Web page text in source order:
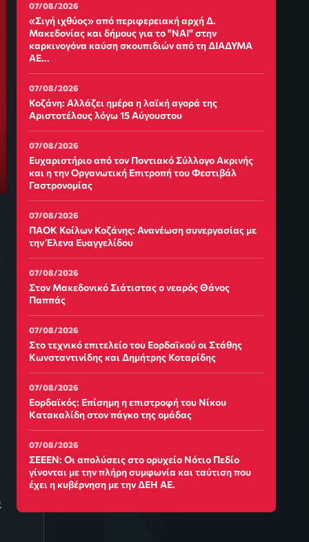
07/08/2026
«Σιγή ιχθύος» από περιφερειακή αρχή Δ.
Μακεδονίας και δήμους για το "ΝΑΙ" στην
καρκινογόνα καύση σκουπιδιών από τη ΔΙΑΔΥΜΑ
ΑΕ...
07/08/2026
Κοζάνη: Αλλάζει ημέρα η λαϊκή αγορά της
Αριστοτέλους λόγω 15 Αύγουστου
07/08/2026
Ευχαριστήριο από τον Ποντιακό Σύλλογο Ακρινής
και η την Οργανωτική Επιτροπή του Φεστιβάλ
Γαστρονομίας
07/08/2026
ΠΑΟΚ Κοίλων Κοζάνης: Ανανέωση συνεργασίας με
την Έλενα Ευαγγελίδου
07/08/2026
Στον Μακεδονικό Σιάτιστας ο νεαρός Θάνος
Παππάς
07/08/2026
Στο τεχνικό επιτελείο του Εορδαϊκού οι Στάθης
Κωνσταντινίδης και Δημήτρης Κοταρίδης
07/08/2026
Εορδαϊκός: Επίσημη η επιστροφή του Νίκου
Κατακαλίδη στον πάγκο της ομάδας
07/08/2026
ΣΕΕΕΝ: Οι απολύσεις στο ορυχείο Νότιο Πεδίο
γίνονται με την πλήρη συμφωνία και ταύτιση που
έχει η κυβέρνηση με την ΔΕΗ ΑΕ.